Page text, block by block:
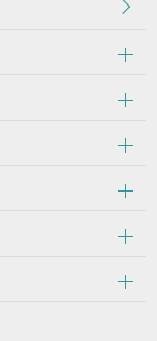
とをご了承くださ
提供しているわけ
ありますので、
等が制作された
明書以外の印刷
は、そのすべて
禁止事項